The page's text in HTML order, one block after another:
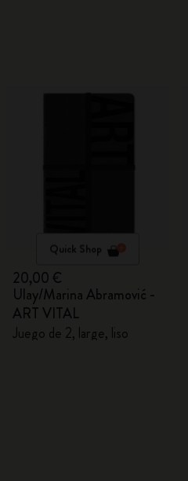
Quick Shop
20,00 €
Ulay/Marina Abramović -
ART VITAL
Juego de 2, large, liso